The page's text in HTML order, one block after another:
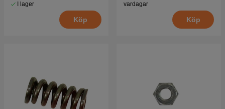
I lager
Köp
vardagar
Köp